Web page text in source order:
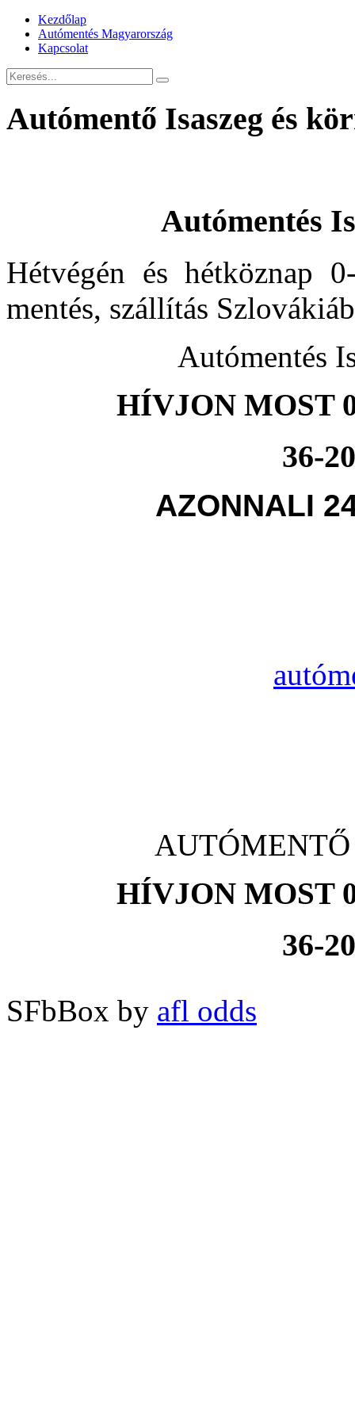
Kezdőlap
Autómentés Magyarország
Kapcsolat
Autómentő Isaszeg és
Autómentés
Hétvégén és hétköznap
mentés, szállítás
Autómentés
HÍVJON MOST
36-
AZONNALI
AUTÓMENTŐ
HÍVJON MOST
36-
SFbBox by afl odds